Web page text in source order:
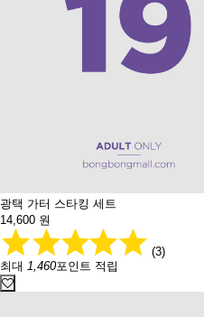
광택 가터 스타킹 세트
14,600 원
(3)
최대 1,460포인트 적립